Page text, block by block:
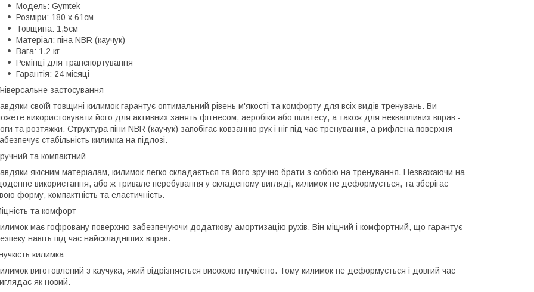
Модель: Gymtek
Розміри: 180 x 61см
Товщина: 1,5см
Матеріал: піна NBR (каучук)
Вага: 1,2 кг
Ремінці для транспортування
Гарантія: 24 місяці
застосування
своїй товщині килимок гарантує оптимальний рівень м'якості та комфорту для всіх видів тренувань. Ви
використовувати його для активних занять фітнесом, аеробіки або пілатесу, а також для неквапливих вправ -
та розтяжки. Структура піни NBR (каучук) запобігає ковзанню рук і ніг під час тренування, а рифлена поверхня
стабільність килимка на підлозі.
та компактний
якісним матеріалам, килимок легко складається та його зручно брати з собою на тренування. Незважаючи на
використання, або ж тривале перебування у складеному вигляді, килимок не деформується, та зберігає
форму, компактність та еластичність.
та комфорт
має гофровану поверхню забезпечуючи додаткову амортизацію рухів. Він міцний і комфортний, що гарантує
навіть під час найскладніших вправ.
килимка
виготовлений з каучука, який відрізняється високою гнучкістю. Тому килимок не деформується і довгий час
як новий.